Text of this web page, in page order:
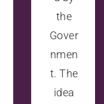
the
Gover
nmen
t. The
idea